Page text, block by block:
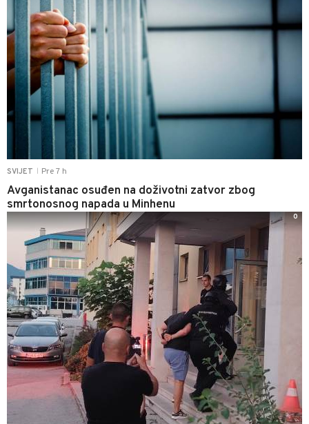
SVIJET Pre 7 h
Avganistanac osuđen na doživotni zatvor zbog
smrtonosnog napada u Minhenu
0